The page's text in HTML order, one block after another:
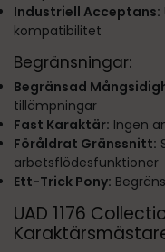
Industriell Acceptans:
kompatibilitet
Begränsningar:
Begränsad
tillämpningar
Fast Karaktär: Ingen
Föråldrat Gränssnitt:
arbetsflödesfunktioner
Ett-Trick Pony:
UAD 1176